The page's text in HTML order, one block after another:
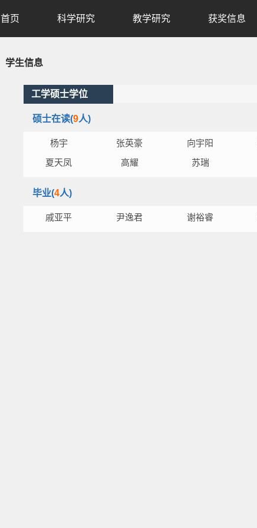
首页 科学研究 教学研究 获奖信息
学生信息
工学硕士学位
硕士在读(9人)
杨宇 张英豪 向宇阳
夏天凤
高耀 苏瑞
毕业(4人)
戚亚平 尹逸君 谢裕睿